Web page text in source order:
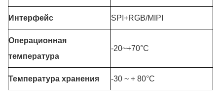
Интерфейс SPI+RGB/MIPI
Операционная
температура
-20~+70°C
Температура хранения -30 ~ + 80°C